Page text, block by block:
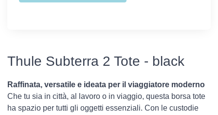
Thule Subterra 2 Tote - black
Raffinata, versatile e ideata per il viaggiatore moderno
Che tu sia in città, al lavoro o in viaggio, questa borsa tote
ha spazio per tutti gli oggetti essenziali. Con le custodie